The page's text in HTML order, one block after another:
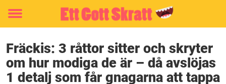
Toggle
Fräckis: 3 råttor sitter och skryter
om hur modiga de är – då avslöjas
1 detalj som får gnagarna att tappa